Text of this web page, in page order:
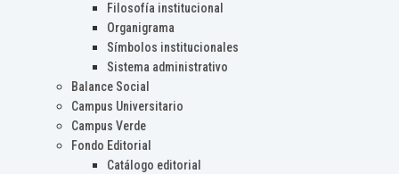
Filosofía institucional
Organigrama
Símbolos institucionales
Sistema administrativo
Balance Social
Campus Universitario
Campus Verde
Fondo Editorial
Catálogo editorial